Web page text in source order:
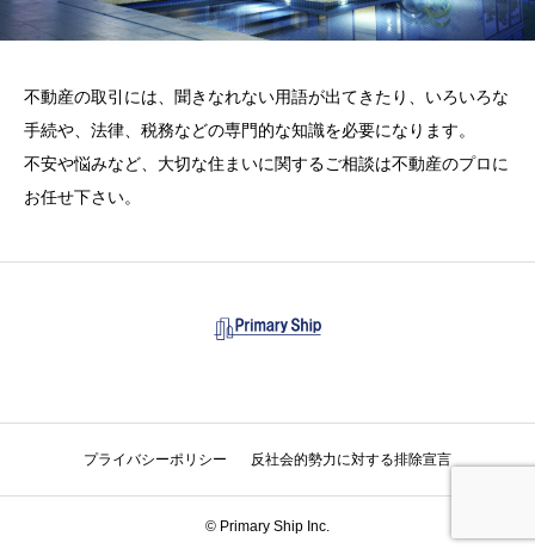
不動産の取引には、聞きなれない用語が出てきたり、いろいろな
手続や、法律、税務などの専門的な知識を必要になります。
不安や悩みなど、大切な住まいに関するご相談は不動産のプロに
お任せ下さい。
プライバシーポリシー 反社会的勢力に対する排除宣言
© Primary Ship Inc.